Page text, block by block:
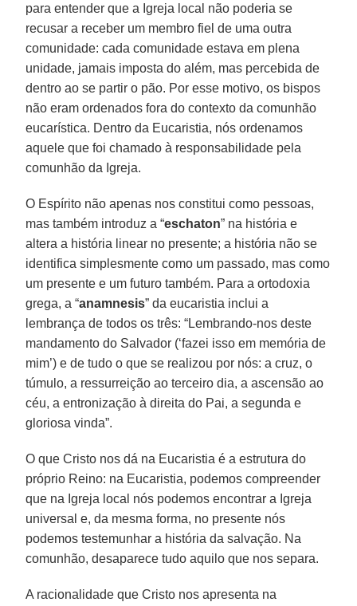
para entender que a Igreja local não poderia se
recusar a receber um membro fiel de uma outra
comunidade: cada comunidade estava em plena
unidade, jamais imposta do além, mas percebida de
dentro ao se partir o pão. Por esse motivo, os bispos
não eram ordenados fora do contexto da comunhão
eucarística. Dentro da Eucaristia, nós ordenamos
aquele que foi chamado à responsabilidade pela
comunhão da Igreja.
O Espírito não apenas nos constitui como pessoas,
mas também introduz a “eschaton” na história e
altera a história linear no presente; a história não se
identifica simplesmente como um passado, mas como
um presente e um futuro também. Para a ortodoxia
grega, a “anamnesis” da eucaristia inclui a
lembrança de todos os três: “Lembrando-nos deste
mandamento do Salvador (‘fazei isso em memória de
mim’) e de tudo o que se realizou por nós: a cruz, o
túmulo, a ressurreição ao terceiro dia, a ascensão ao
céu, a entronização à direita do Pai, a segunda e
gloriosa vinda”.
O que Cristo nos dá na Eucaristia é a estrutura do
próprio Reino: na Eucaristia, podemos compreender
que na Igreja local nós podemos encontrar a Igreja
universal e, da mesma forma, no presente nós
podemos testemunhar a história da salvação. Na
comunhão, desaparece tudo aquilo que nos separa.
A racionalidade que Cristo nos apresenta na